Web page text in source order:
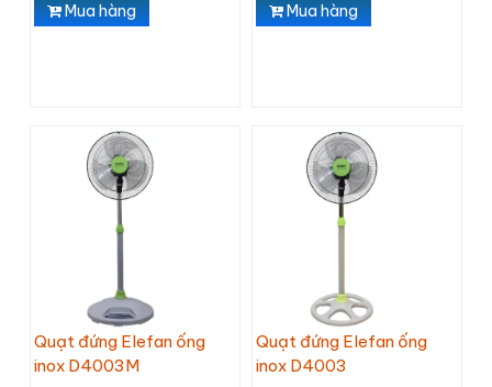
Mua hàng Mua hàng
Quạt đứng Elefan ống
inox D4003M
Quạt đứng Elefan ống
inox D4003